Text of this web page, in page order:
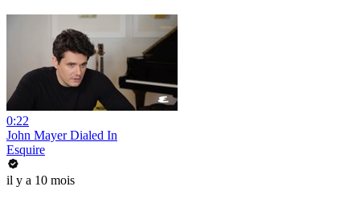
0:22
John Mayer Dialed In
Esquire
il y a 10 mois